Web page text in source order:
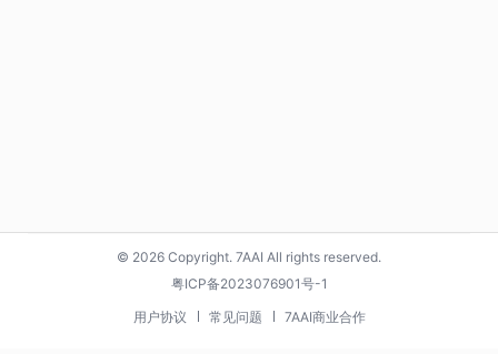
© 2026 Copyright. 7AAI All rights reserved.
粤ICP备2023076901号-1
用户协议
常见问题 7AAI商业合作